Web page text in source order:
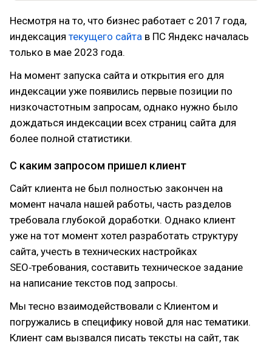
Несмотря на то, что бизнес работает с 2017 года,
индексация текущего сайта в ПС Яндекс началась
только в мае 2023 года.
На момент запуска сайта и открытия его для
индексации уже появились первые позиции по
низкочастотным запросам, однако нужно было
дождаться индексации всех страниц сайта для
более полной статистики.
С каким запросом пришел клиент
Сайт клиента не был полностью закончен на
момент начала нашей работы, часть разделов
требовала глубокой доработки. Однако клиент
уже на тот момент хотел разработать структуру
сайта, учесть в технических настройках
SEO‑требования, составить техническое задание
на написание текстов под запросы.
Мы тесно взаимодействовали с Клиентом и
погружались в специфику новой для нас тематики.
Клиент сам вызвался писать тексты на сайт, так